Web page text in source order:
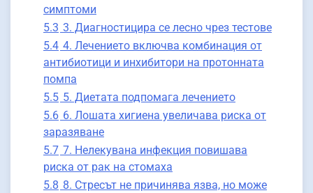
симптоми
5.3 3. Диагностицира се лесно чрез тестове
5.4 4. Лечението включва комбинация от
антибиотици и инхибитори на протонната
помпа
5.5 5. Диетата подпомага лечението
5.6 6. Лошата хигиена увеличава риска от
заразяване
5.7 7. Нелекувана инфекция повишава
риска от рак на стомаха
5.8 8. Стресът не причинява язва, но може